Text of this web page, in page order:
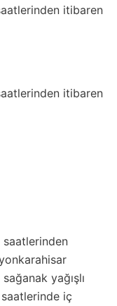
itibaren
itibaren
saatlerinden
yağışlı
iç